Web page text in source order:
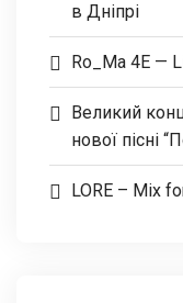
в Дніпрі
Ro_Ma 4E —
Великий
нової пісні
LORE – Mix